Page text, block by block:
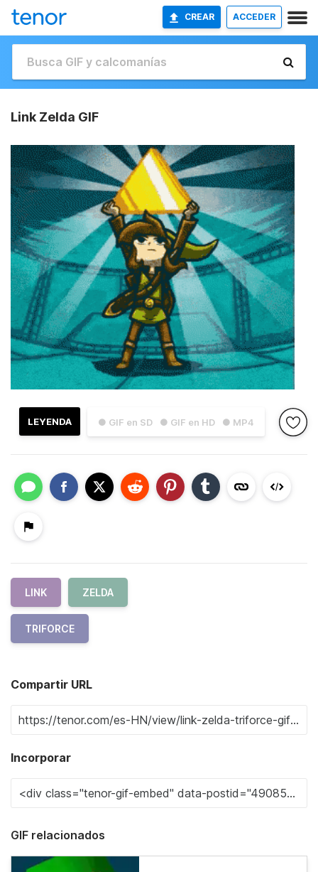
CREAR ACCEDER
Link Zelda GIF
● GIF en SD ● GIF en HD ● MP4
LEYENDA
LINK ZELDA
TRIFORCE
Compartir URL
Incorporar
GIF relacionados